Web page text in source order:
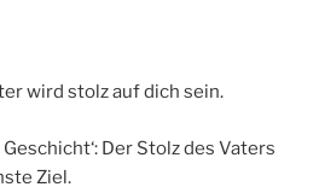
wird stolz auf dich sein.
Der Stolz des Vaters
Ziel.